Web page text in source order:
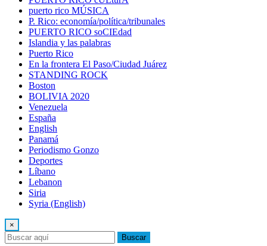
puerto rico MÚSICA
P. Rico: economía/política/tribunales
PUERTO RICO soCIEdad
Islandia y las palabras
Puerto Rico
En la frontera El Paso/Ciudad Juárez
STANDING ROCK
Boston
BOLIVIA 2020
Venezuela
España
English
Panamá
Periodismo Gonzo
Deportes
Líbano
Lebanon
Siria
Syria (English)
×
Buscar